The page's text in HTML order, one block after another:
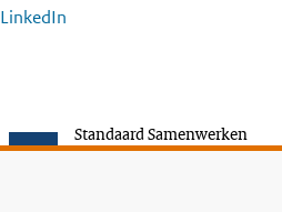
LinkedIn
Standaard Samenwerken